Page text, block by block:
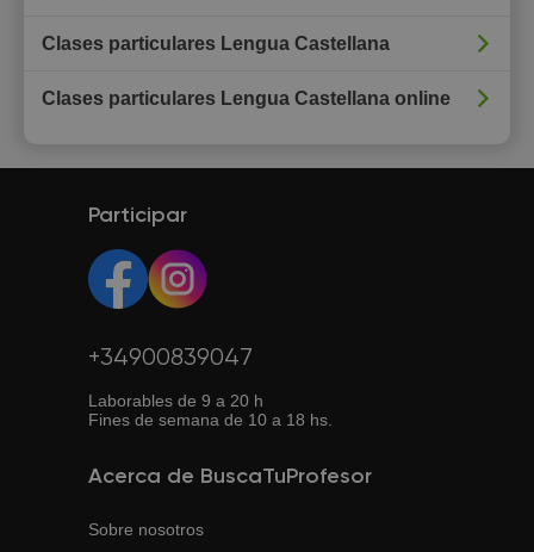
Clases particulares Lengua Castellana
Clases particulares Lengua Castellana online
Participar
+34900839047
Laborables de 9 a 20 h
Fines de semana de 10 a 18 hs.
Acerca de BuscaTuProfesor
Sobre nosotros